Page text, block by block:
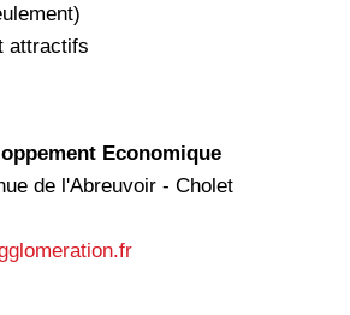
attractifs
Economique
de l'Abreuvoir - Cholet